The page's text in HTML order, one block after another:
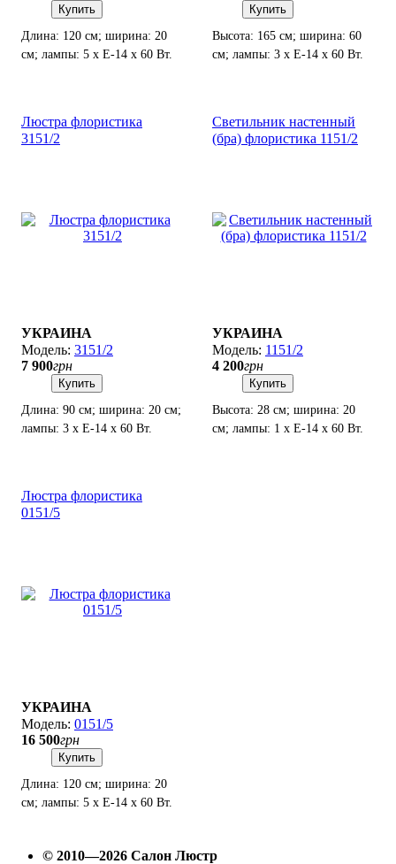
Купить
Длина: 120 см; ширина: 20
см; лампы: 5 х Е-14 х 60 Вт.
Купить
Высота: 165 см; ширина: 60
см; лампы: 3 х Е-14 х 60 Вт.
Люстра флористика
3151/2
УКРАИНА
3151/2
7 900грн
Купить
Длина: 90 см; ширина: 20 см;
лампы: 3 х Е-14 х 60 Вт.
Светильник настенный
(бра) флористика 1151/2
УКРАИНА
1151/2
4 200грн
Купить
Высота: 28 см; ширина: 20
см; лампы: 1 х Е-14 х 60 Вт.
Люстра флористика
0151/5
УКРАИНА
0151/5
16 500грн
Купить
Длина: 120 см; ширина: 20
см; лампы: 5 х Е-14 х 60 Вт.
© 2010—2026 Салон Люстр